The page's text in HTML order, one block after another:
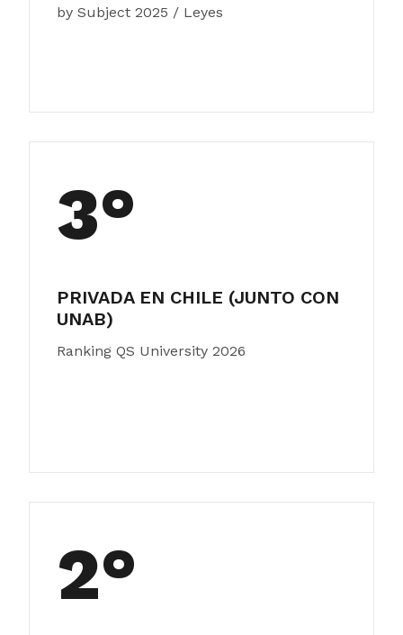
by Subject 2025 / Leyes
3°
PRIVADA EN CHILE (JUNTO CON
UNAB)
Ranking QS University 2026
2°